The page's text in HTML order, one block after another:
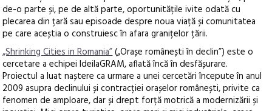
de-o parte și, pe de altă parte, oportunitățile ivite odată cu
plecarea din țară sau episoade despre noua viață și comunitatea
pe care aceștia o construiesc în afara granițelor țării.
„Shrinking Cities in Romania”(„Orașe românești în declin”) este o
cercetare a echipei IdeilaGRAM, aflată încă în desfășurare.
Proiectul a luat naștere ca urmare a unei cercetări începute în anul
2009 asupra declinului și contracției orașelor românești, privite ca
fenomen de amploare, dar și drept forță motrică a modernizării și